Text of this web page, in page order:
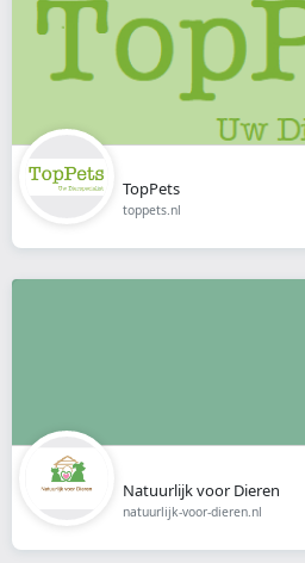
TopPets
toppets.nl
Natuurlijk voor Dieren
natuurlijk-voor-dieren.nl